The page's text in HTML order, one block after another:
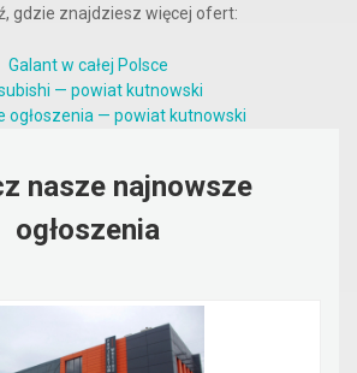
gdzie znajdziesz więcej ofert:
Galant w całej Polsce
— powiat kutnowski
ogłoszenia — powiat kutnowski
nasze najnowsze
ogłoszenia